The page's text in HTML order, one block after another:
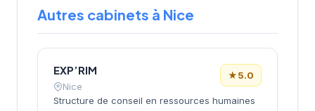
Autres cabinets à Nice
EXP’RIM
Nice
★5.0
Structure de conseil en ressources humaines